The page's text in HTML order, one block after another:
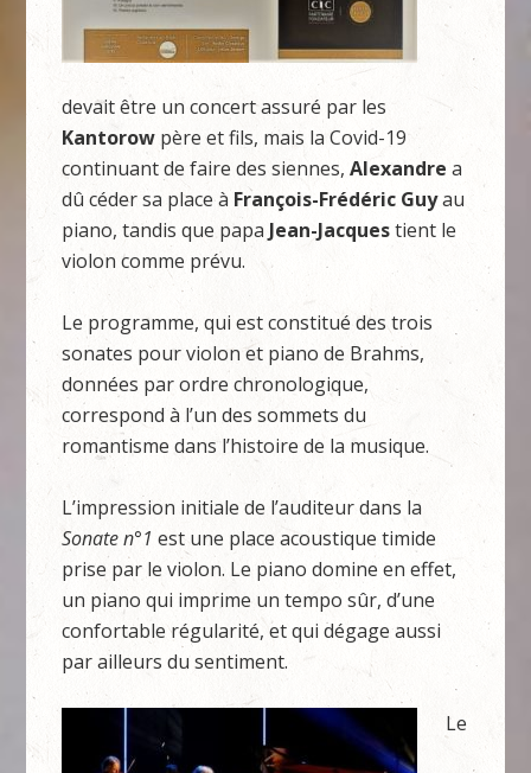
devait être un concert assuré par les
Kantorow père et fils, mais la Covid-19
continuant de faire des siennes,Alexandre a
dû céder sa place à François-Frédéric Guyau
piano, tandis que papa Jean-Jacquestient le
violon comme prévu.
Le programme, qui est constitué des trois
sonates pour violon et piano de Brahms,
données par ordre chronologique,
correspond à l’un des sommets du
romantisme dans l’histoire de la musique.
L’impression initiale de l’auditeur dans la
Sonate n°1 est une place acoustique timide
prise par le violon. Le piano domine en effet,
un piano qui imprime un tempo sûr, d’une
confortable régularité, et qui dégage aussi
par ailleurs du sentiment.
Le